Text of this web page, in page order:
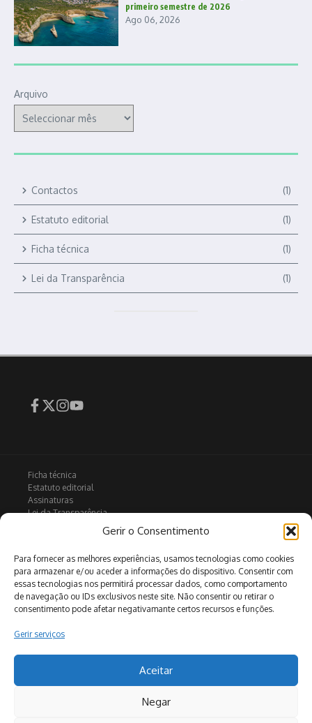
Gerir o Consentimento
Para fornecer as melhores experiências, usamos tecnologias como cookies
para armazenar e/ou aceder a informações do dispositivo. Consentir com
essas tecnologias nos permitirá processar dados, como comportamento
de navegação ou IDs exclusivos neste site. Não consentir ou retirar o
consentimento pode afetar negativamante certos recursos e funções.
Gerir serviços
Aceitar
Negar
primeiro semestre de 2026
Ago 06, 2026
Arquivo
Contactos (1)
Estatuto editorial (1)
Ficha técnica (1)
Lei da Transparência (1)
Ficha técnica
Estatuto editorial
Assinaturas
Lei da Transparência
Política de privacidade
Arquivo